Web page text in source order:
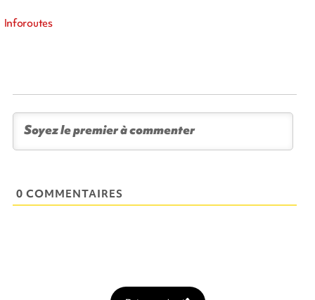
Inforoutes
0 COMMENTAIRES